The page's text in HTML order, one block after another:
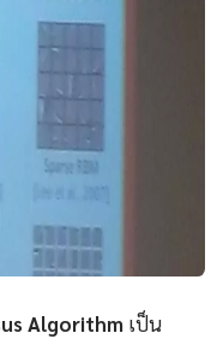
Algorithm เป็น